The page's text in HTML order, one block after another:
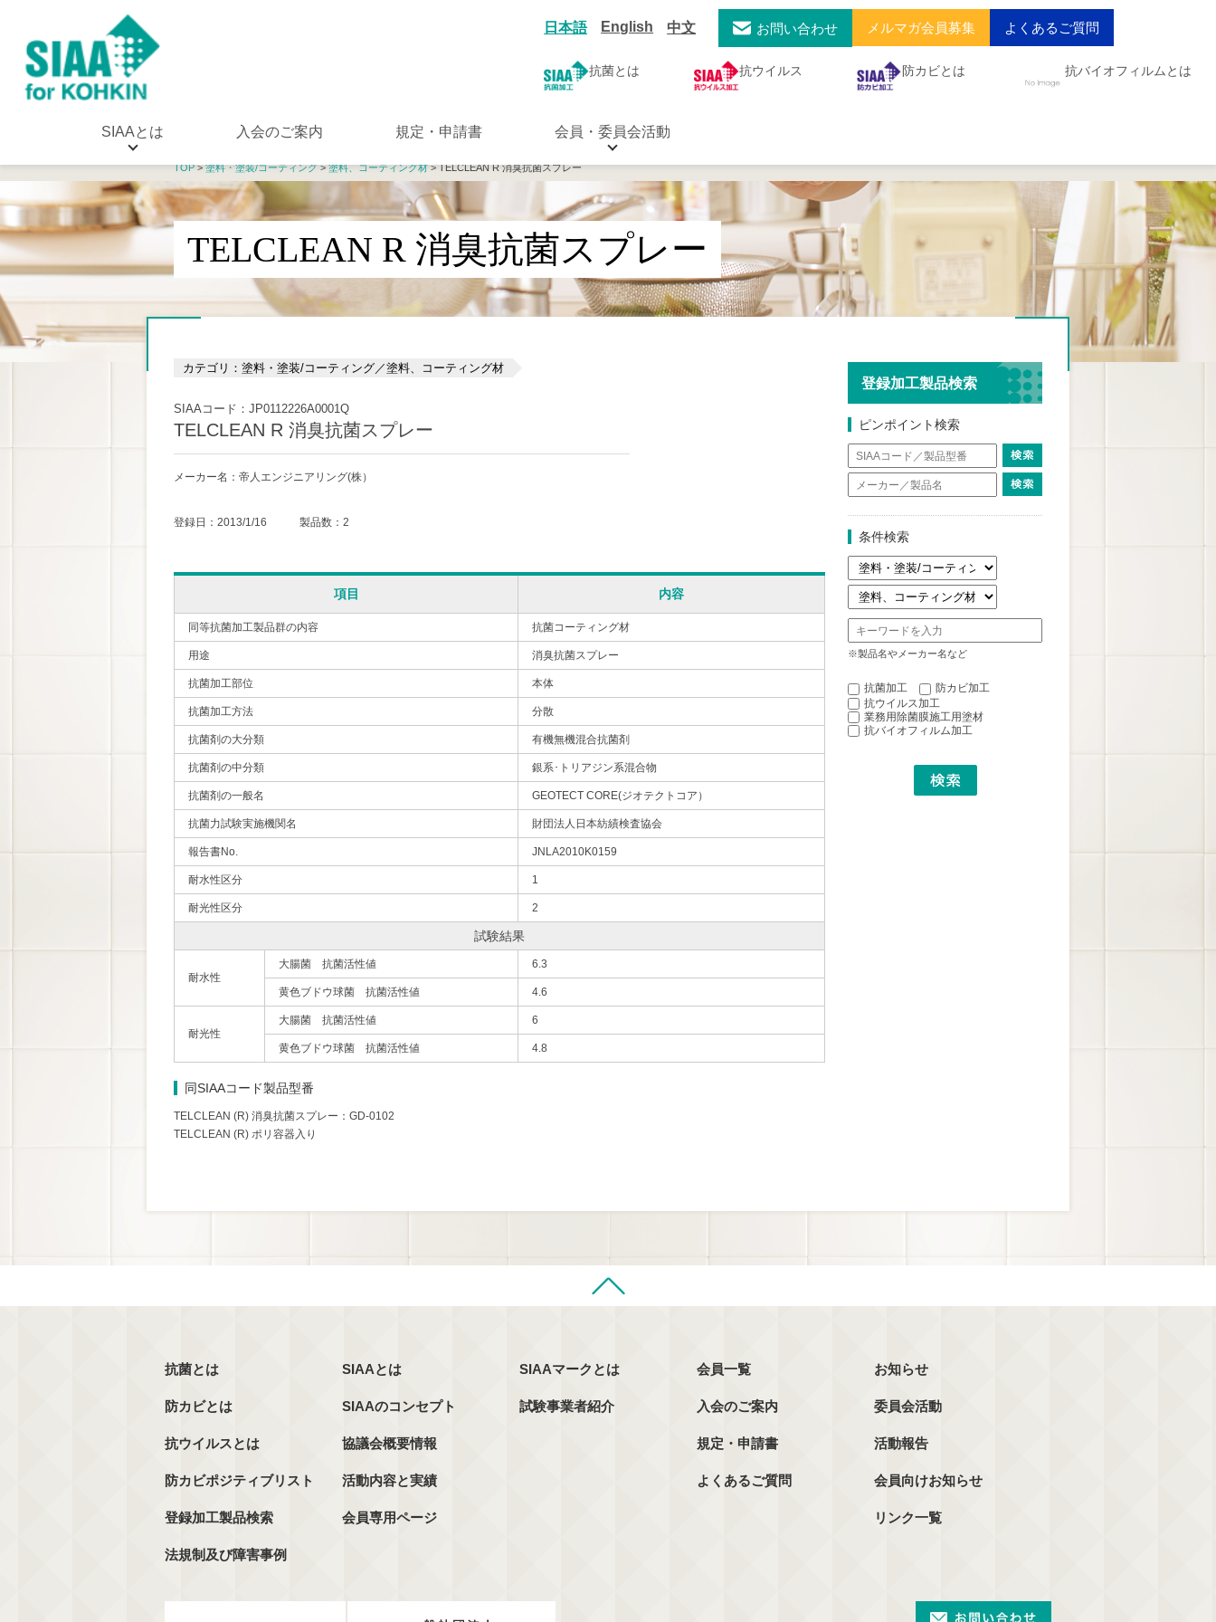
日本語 English 中文 お問い合わせ メルマガ会員募集 よくあるご質問
抗菌とは 抗ウイルス 防カビとは 抗バイオフィルムとは
SIAAとは 入会のご案内 規定・申請書 会員・委員会活動
TOP>塗料・塗装/コーティング>塗料、コーティング材> TELCLEAN R 消臭抗菌スプレー
TELCLEAN R 消臭抗菌スプレー
カテゴリ：塗料・塗装/コーティング／塗料、コーティング材
SIAAコード：JP0112226A0001Q
TELCLEAN R 消臭抗菌スプレー
メーカー名：帝人エンジニアリング(株）
登録日：2013/1/16 製品数：2
項目 内容
同等抗菌加工製品群の内容 抗菌コーティング材
用途 消臭抗菌スプレー
抗菌加工部位 本体
抗菌加工方法 分散
抗菌剤の大分類 有機無機混合抗菌剤
抗菌剤の中分類 銀系･トリアジン系混合物
抗菌剤の一般名 GEOTECT CORE(ジオテクトコア）
抗菌力試験実施機関名 財団法人日本紡績検査協会
報告書No. JNLA2010K0159
耐水性区分 1
耐光性区分 2
試験結果
耐水性
大腸菌 抗菌活性値 6.3
黄色ブドウ球菌 抗菌活性値 4.6
耐光性
大腸菌 抗菌活性値 6
黄色ブドウ球菌 抗菌活性値 4.8
同SIAAコード製品型番
TELCLEAN (R) 消臭抗菌スプレー：GD-0102
TELCLEAN (R) ポリ容器入り
登録加工製品検索
ピンポイント検索
条件検索
※製品名やメーカー名など
抗菌加工
防カビ加工
抗ウイルス加工
業務用除菌膜施工用塗材
抗バイオフィルム加工
抗菌とは
防カビとは
抗ウイルスとは
防カビポジティブリスト
登録加工製品検索
法規制及び障害事例
SIAAとは
SIAAのコンセプト
協議会概要情報
活動内容と実績
会員専用ページ
SIAAマークとは
試験事業者紹介
会員一覧
入会のご案内
規定・申請書
よくあるご質問
お知らせ
委員会活動
活動報告
会員向けお知らせ
リンク一覧